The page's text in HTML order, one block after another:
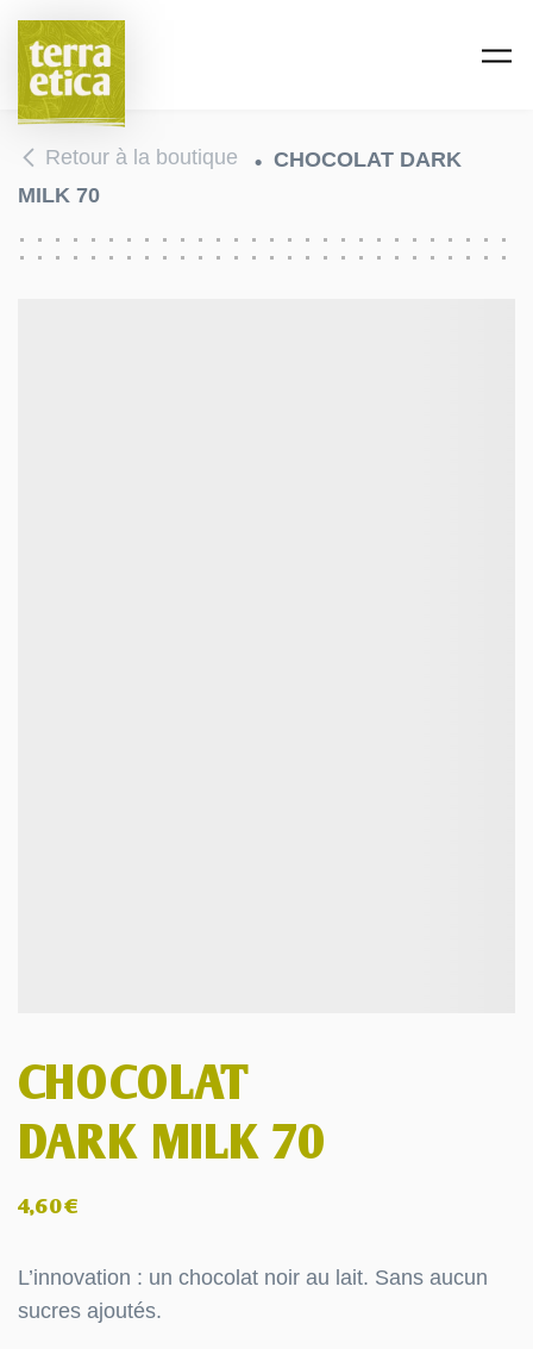
Passer au contenu principal
Retour à la boutique
CHOCOLAT DARK
MILK 70
CHOCOLAT
DARK MILK 70
4,60€
L’innovation : un chocolat noir au lait. Sans aucun
sucres ajoutés.